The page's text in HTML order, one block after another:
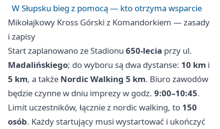
W Słupsku bieg z pomocą — kto otrzyma wsparcie
Mikołajkowy Kross Górski z Komandorkiem — zasady
i zapisy
Start zaplanowano ze Stadionu 650-lecia przy ul.
Madalińskiego; do wyboru są dwa dystanse: 10 km i
5 km, a także Nordic Walking 5 km. Biuro zawodów
będzie czynne w dniu imprezy w godz. 9:00–10:45.
Limit uczestników, łącznie z nordic walking, to 150
osób. Każdy startujący musi wystartować i ukończyć